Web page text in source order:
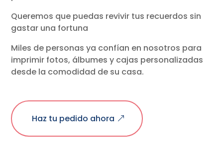
Queremos que puedas revivir tus recuerdos sin
gastar una fortuna
Miles de personas ya confían en nosotros para
imprimir fotos, álbumes y cajas personalizadas
desde la comodidad de su casa.
Haz tu pedido ahora